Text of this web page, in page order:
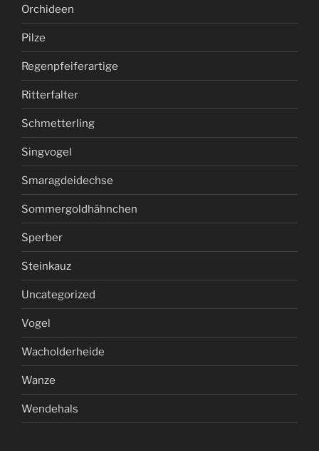
Orchideen
Pilze
Regenpfeiferartige
Ritterfalter
Schmetterling
Singvogel
Smaragdeidechse
Sommergoldhähnchen
Sperber
Steinkauz
Uncategorized
Vogel
Wacholderheide
Wanze
Wendehals